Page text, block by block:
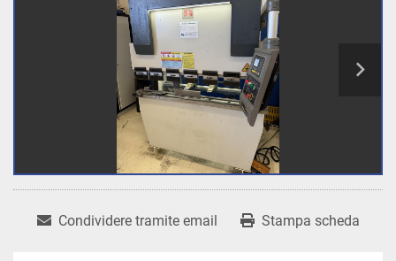
Condividere tramite email Stampa scheda